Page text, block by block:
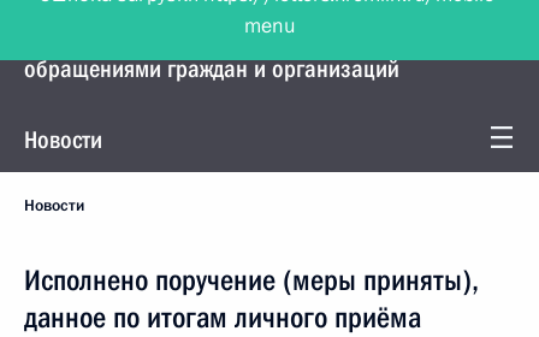
Управление Президента по работе с
обращениями граждан и организаций
Новости
Новости
Исполнено поручение (меры приняты),
данное по итогам личного приёма
menu